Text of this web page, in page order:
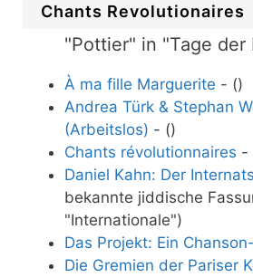
Chants Revolutionaires
"Pottier" in "Tage der
À ma fille Marguerite - ()
Andrea Türk & Stephan
(Arbeitslos) - ()
Chants révolutionnaires -
Daniel Kahn: Der
bekannte jiddische
"Internationale")
Das Projekt: Ein
Die Gremien der Pariser